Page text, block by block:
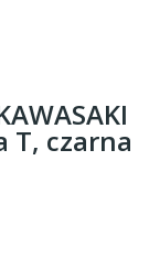
T, czarna